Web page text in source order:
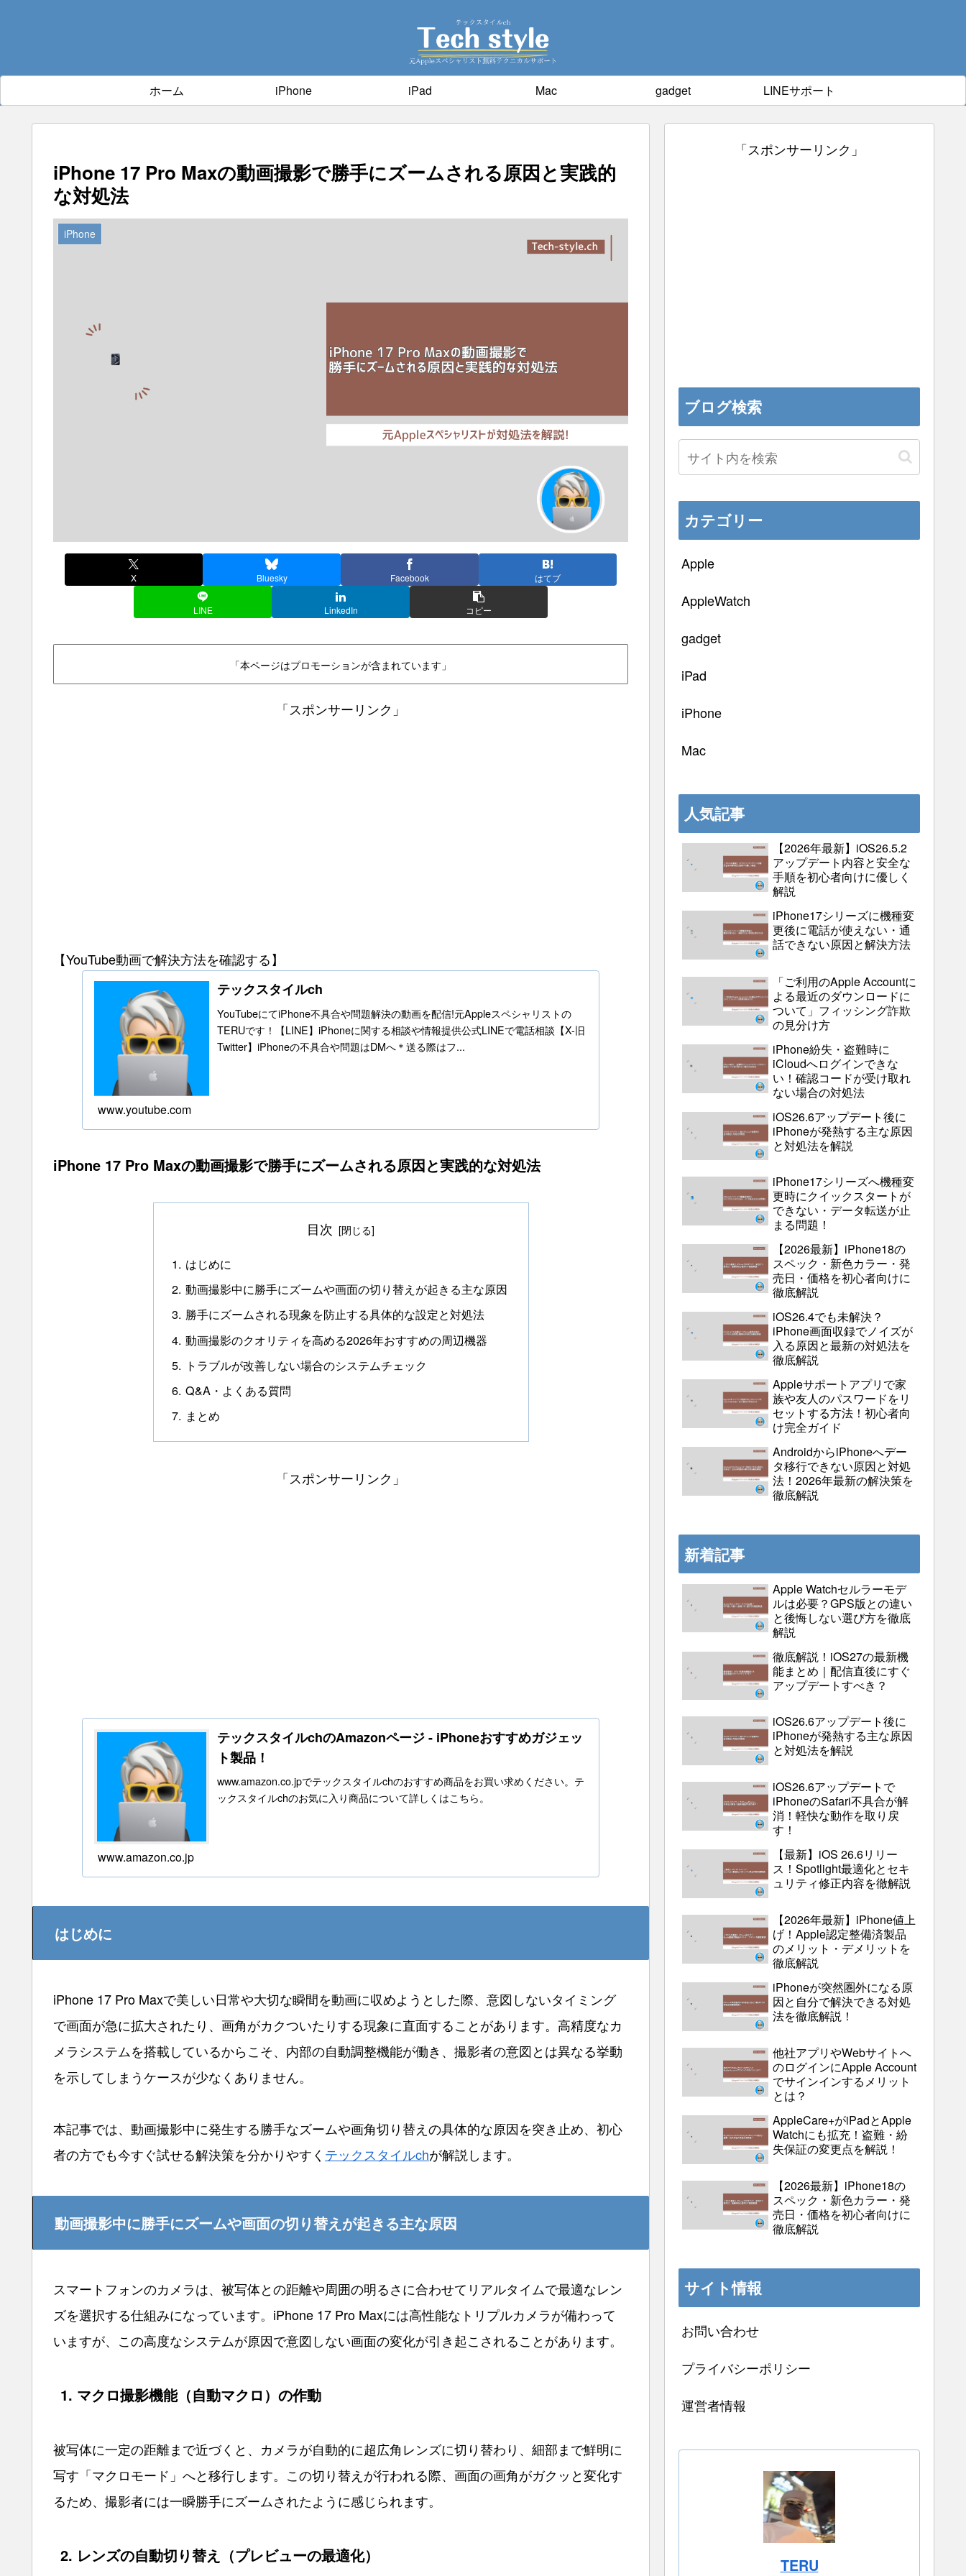
ホーム iPhone iPad Mac gadget LINEサポート
iPhone 17 Pro Maxの動画撮影で勝手にズームされる原因と実践的
な対処法
iPhone
X Bluesky Facebook はてブ
LINE LinkedIn コピー
「本ページはプロモーションが含まれています」
「スポンサーリンク」
【YouTube動画で解決方法を確認する】
テックスタイルch
YouTubeにてiPhone不具合や問題解決の動画を配信!元Appleスペシャリストの
TERUです！【LINE】iPhoneに関する相談や情報提供公式LINEで電話相談【X-旧
Twitter】iPhoneの不具合や問題はDMへ＊送る際はフ...
www.youtube.com
iPhone 17 Pro Maxの動画撮影で勝手にズームされる原因と実践的な対処法
目次
はじめに
動画撮影中に勝手にズームや画面の切り替えが起きる主な原因
勝手にズームされる現象を防止する具体的な設定と対処法
動画撮影のクオリティを高める2026年おすすめの周辺機器
トラブルが改善しない場合のシステムチェック
Q&A・よくある質問
まとめ
「スポンサーリンク」
テックスタイルchのAmazonページ - iPhoneおすすめガジェッ
ト製品！
www.amazon.co.jpでテックスタイルchのおすすめ商品をお買い求めください。テ
ックスタイルchのお気に入り商品について詳しくはこちら。
www.amazon.co.jp
はじめに
iPhone 17 Pro Maxで美しい日常や大切な瞬間を動画に収めようとした際、意図しないタイミング
で画面が急に拡大されたり、画角がカクついたりする現象に直面することがあります。高精度なカ
メラシステムを搭載しているからこそ、内部の自動調整機能が働き、撮影者の意図とは異なる挙動
を示してしまうケースが少なくありません。
本記事では、動画撮影中に発生する勝手なズームや画角切り替えの具体的な原因を突き止め、初心
者の方でも今すぐ試せる解決策を分かりやすく テックスタイルchが解説します。
動画撮影中に勝手にズームや画面の切り替えが起きる主な原因
スマートフォンのカメラは、被写体との距離や周囲の明るさに合わせてリアルタイムで最適なレン
ズを選択する仕組みになっています。iPhone 17 Pro Maxには高性能なトリプルカメラが備わって
いますが、この高度なシステムが原因で意図しない画面の変化が引き起こされることがあります。
1. マクロ撮影機能（自動マクロ）の作動
被写体に一定の距離まで近づくと、カメラが自動的に超広角レンズに切り替わり、細部まで鮮明に
写す「マクロモード」へと移行します。この切り替えが行われる際、画面の画角がガクッと変化す
るため、撮影者には一瞬勝手にズームされたように感じられます。
2. レンズの自動切り替え（プレビューの最適化）
「スポンサーリンク」
ブログ検索
カテゴリー
Apple
AppleWatch
gadget
iPad
iPhone
Mac
人気記事
【2026年最新】iOS26.5.2
アップデート内容と安全な
手順を初心者向けに優しく
解説
iPhone17シリーズに機種変
更後に電話が使えない・通
話できない原因と解決方法
「ご利用のApple Accountに
よる最近のダウンロードに
ついて」フィッシング詐欺
の見分け方
iPhone紛失・盗難時に
iCloudへログインできな
い！確認コードが受け取れ
ない場合の対処法
iOS26.6アップデート後に
iPhoneが発熱する主な原因
と対処法を解説
iPhone17シリーズへ機種変
更時にクイックスタートが
できない・データ転送が止
まる問題！
【2026最新】iPhone18の
スペック・新色カラー・発
売日・価格を初心者向けに
徹底解説
iOS26.4でも未解決？
iPhone画面収録でノイズが
入る原因と最新の対処法を
徹底解説
Appleサポートアプリで家
族や友人のパスワードをリ
セットする方法！初心者向
け完全ガイド
AndroidからiPhoneへデー
タ移行できない原因と対処
法！2026年最新の解決策を
徹底解説
新着記事
Apple Watchセルラーモデ
ルは必要？GPS版との違い
と後悔しない選び方を徹底
解説
徹底解説！iOS27の最新機
能まとめ｜配信直後にすぐ
アップデートすべき？
iOS26.6アップデート後に
iPhoneが発熱する主な原因
と対処法を解説
iOS26.6アップデートで
iPhoneのSafari不具合が解
消！軽快な動作を取り戻
す！
【最新】iOS 26.6リリー
ス！Spotlight最適化とセキ
ュリティ修正内容を徹解説
【2026年最新】iPhone値上
げ！Apple認定整備済製品
のメリット・デメリットを
徹底解説
iPhoneが突然圏外になる原
因と自分で解決できる対処
法を徹底解説！
他社アプリやWebサイトへ
のログインにApple Account
でサインインするメリット
とは？
AppleCare+がiPadとApple
Watchにも拡充！盗難・紛
失保証の変更点を解説！
【2026最新】iPhone18の
スペック・新色カラー・発
売日・価格を初心者向けに
徹底解説
サイト情報
お問い合わせ
プライバシーポリシー
運営者情報
TERU